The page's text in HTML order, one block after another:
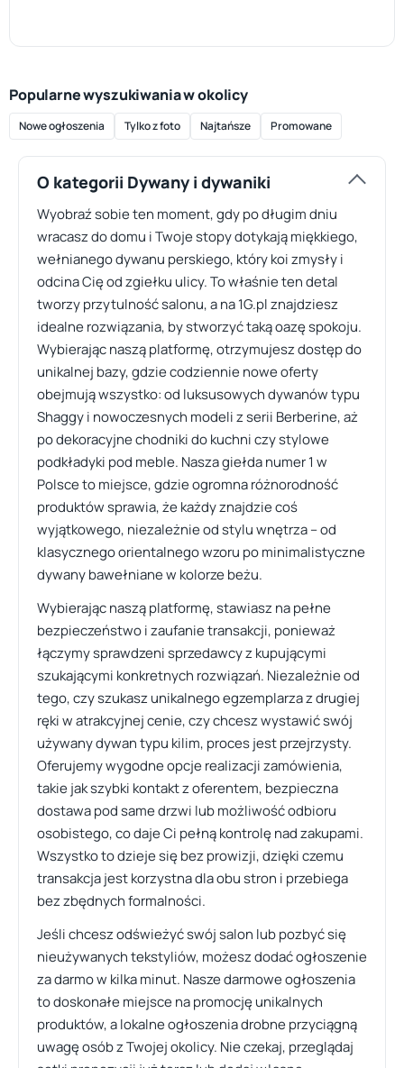
Popularne wyszukiwania w okolicy
Nowe ogłoszenia Tylko z foto Najtańsze Promowane
O kategorii Dywany i dywaniki
Wyobraź sobie ten moment, gdy po długim dniu
wracasz do domu i Twoje stopy dotykają miękkiego,
wełnianego dywanu perskiego, który koi zmysły i
odcina Cię od zgiełku ulicy. To właśnie ten detal
tworzy przytulność salonu, a na 1G.pl znajdziesz
idealne rozwiązania, by stworzyć taką oazę spokoju.
Wybierając naszą platformę, otrzymujesz dostęp do
unikalnej bazy, gdzie codziennie nowe oferty
obejmują wszystko: od luksusowych dywanów typu
Shaggy i nowoczesnych modeli z serii Berberine, aż
po dekoracyjne chodniki do kuchni czy stylowe
podkładyki pod meble. Nasza giełda numer 1 w
Polsce to miejsce, gdzie ogromna różnorodność
produktów sprawia, że każdy znajdzie coś
wyjątkowego, niezależnie od stylu wnętrza – od
klasycznego orientalnego wzoru po minimalistyczne
dywany bawełniane w kolorze beżu.
Wybierając naszą platformę, stawiasz na pełne
bezpieczeństwo i zaufanie transakcji, ponieważ
łączymy sprawdzeni sprzedawcy z kupującymi
szukającymi konkretnych rozwiązań. Niezależnie od
tego, czy szukasz unikalnego egzemplarza z drugiej
ręki w atrakcyjnej cenie, czy chcesz wystawić swój
używany dywan typu kilim, proces jest przejrzysty.
Oferujemy wygodne opcje realizacji zamówienia,
takie jak szybki kontakt z oferentem, bezpieczna
dostawa pod same drzwi lub możliwość odbioru
osobistego, co daje Ci pełną kontrolę nad zakupami.
Wszystko to dzieje się bez prowizji, dzięki czemu
transakcja jest korzystna dla obu stron i przebiega
bez zbędnych formalności.
Jeśli chcesz odświeżyć swój salon lub pozbyć się
nieużywanych tekstyliów, możesz dodać ogłoszenie
za darmo w kilka minut. Nasze darmowe ogłoszenia
to doskonałe miejsce na promocję unikalnych
produktów, a lokalne ogłoszenia drobne przyciągną
uwagę osób z Twojej okolicy. Nie czekaj, przeglądaj